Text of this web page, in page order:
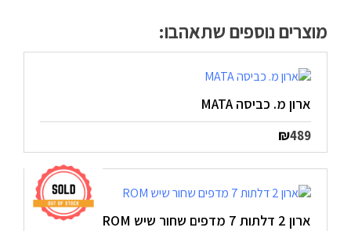
מוצרים נוספים שתאהבו:
ארון מ. כביסה MATA
₪489
ארון 2 דלתות 7 מדפים שחור שיש ROM